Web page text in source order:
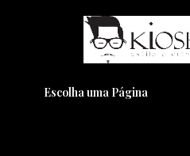
Escolha uma Página
Pensando em